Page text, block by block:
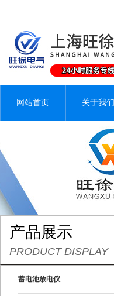
网站首页 关于我们
产品展示
PRODUCT DISPLAY
蓄电池放电仪